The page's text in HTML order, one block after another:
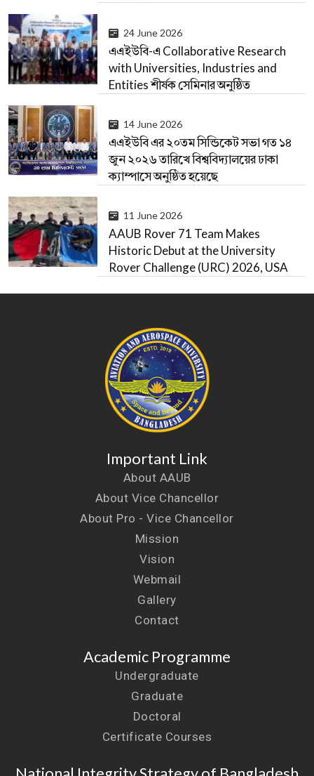
24 June 2026
এএইউবি-এ Collaborative Research
with Universities, Industries and
Entities শীর্ষক সেমিনার অনুষ্ঠিত
14 June 2026
এএইউবি এর ২০তম সিন্ডিকেট সভা গত ১৪
জুন ২০২৬ তারিখে বিশ্ববিদ্যালয়ের ঢাকা
ক্যাম্পাসে অনুষ্ঠিত হয়েছে
11 June 2026
AAUB Rover 71 Team Makes
Historic Debut at the University
Rover Challenge (URC) 2026, USA
Important Link
About AAUB
About Vice Chancellor
About Pro - Vice Chancellor
Mission
Vision
Webmail
Gallery
Contact
Academic Programme
Undergraduate
Graduate
Doctoral
Certificate Courses